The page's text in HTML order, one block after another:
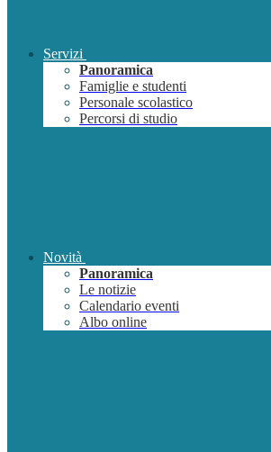
Servizi
Panoramica
Famiglie e studenti
Personale scolastico
Percorsi di studio
Novità
Panoramica
Le notizie
Calendario eventi
Albo online